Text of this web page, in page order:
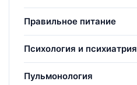
Правильное питание
Психология и психиатрия
Пульмонология